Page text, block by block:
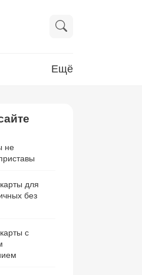
Ещё
не
для
без
с